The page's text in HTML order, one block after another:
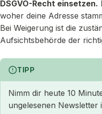
DSGVO-Recht einsetzen.
woher deine Adresse
Bei Weigerung ist die
Aufsichtsbehörde der
TIPP
Nimm dir heute 10
ungelesenen Newsletter